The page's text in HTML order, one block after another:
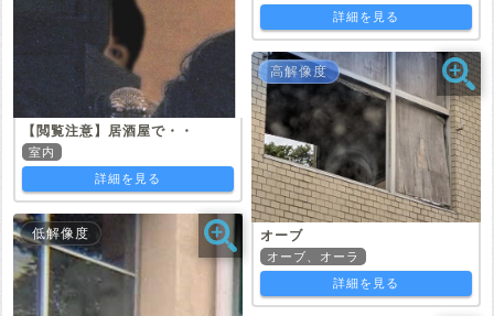
【閲覧注意】居酒屋で・・
室内
詳細を見る
低解像度
詳細を見る
高解像度
オーブ
オーブ、オーラ
詳細を見る